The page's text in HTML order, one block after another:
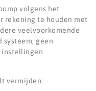
volgens het
rekening te houden met
veelvoorkomende
geen
instellingen
vermijden: